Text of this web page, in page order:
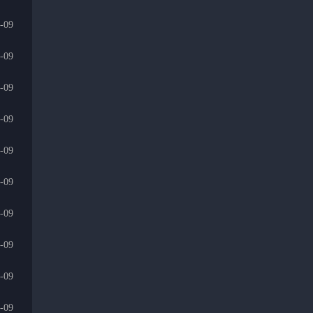
09
09
09
09
09
09
09
09
09
09